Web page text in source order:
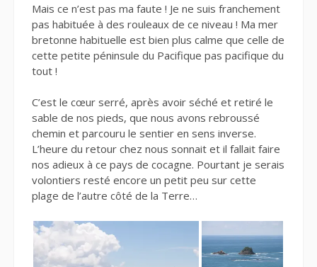
Mais ce n’est pas ma faute ! Je ne suis franchement
pas habituée à des rouleaux de ce niveau ! Ma mer
bretonne habituelle est bien plus calme que celle de
cette petite péninsule du Pacifique pas pacifique du
tout !
C’est le cœur serré, après avoir séché et retiré le
sable de nos pieds, que nous avons rebroussé
chemin et parcouru le sentier en sens inverse.
L’heure du retour chez nous sonnait et il fallait faire
nos adieux à ce pays de cocagne. Pourtant je serais
volontiers resté encore un petit peu sur cette
plage de l’autre côté de la Terre…